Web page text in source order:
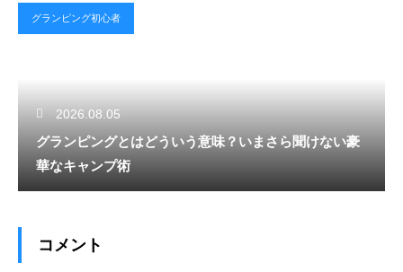
グランピング初心者
2026.08.05
グランピングとはどういう意味？いまさら聞けない豪
華なキャンプ術
コメント